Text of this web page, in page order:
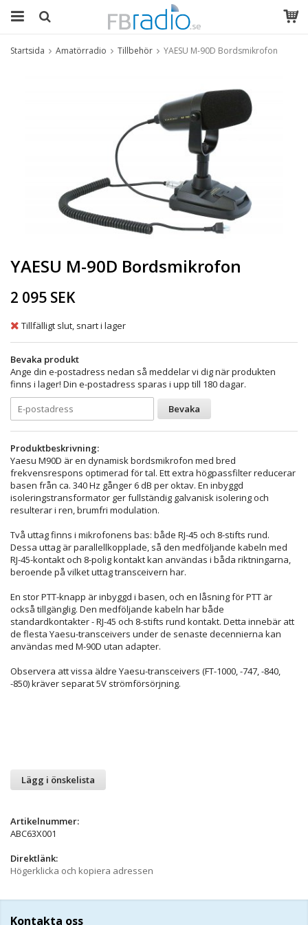
Startsida Amatörradio Tillbehör YAESU M-90D Bordsmikrofon
YAESU M-90D Bordsmikrofon
2 095 SEK
Tillfälligt slut, snart i lager
Bevaka produkt
Ange din e-postadress nedan så meddelar vi dig när produkten
finns i lager! Din e-postadress sparas i upp till 180 dagar.
Bevaka
Produktbeskrivning:
Yaesu M90D är en dynamisk bordsmikrofon med bred
frekvensrespons optimerad för tal. Ett extra högpassfilter reducerar
basen från ca. 340 Hz gånger 6 dB per oktav. En inbyggd
isoleringstransformator ger fullständig galvanisk isolering och
resulterar i ren, brumfri modulation.
Två uttag finns i mikrofonens bas: både RJ-45 och 8-stifts rund.
Dessa uttag är parallellkopplade, så den medföljande kabeln med
RJ-45-kontakt och 8-polig kontakt kan användas i båda riktningarna,
beroende på vilket uttag transceivern har.
En stor PTT-knapp är inbyggd i basen, och en låsning för PTT är
också tillgänglig. Den medföljande kabeln har både
standardkontakter - RJ-45 och 8-stifts rund kontakt. Detta innebär att
de flesta Yaesu-transceivers under de senaste decennierna kan
användas med M-90D utan adapter.
Observera att vissa äldre Yaesu-transceivers (FT-1000, -747, -840,
-850) kräver separat 5V strömförsörjning.
Lägg i önskelista
Artikelnummer:
ABC63X001
Direktlänk:
Högerklicka och kopiera adressen
Kontakta oss